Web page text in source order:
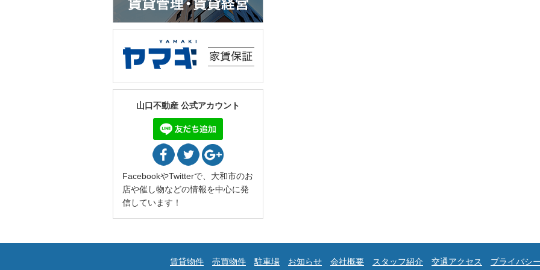
山口不動産 公式アカウント
FacebookやTwitterで、大和市のお
店や催し物などの情報を中心に発
信しています！
賃貸物件 売買物件 駐車場 お知らせ 会社概要 スタッフ紹介 交通アクセス プライバシ